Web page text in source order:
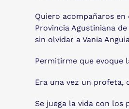
Quiero acompañaros en
Provincia Agustiniana
sin olvidar a Vania
Permitirme que evoque
Era una vez un profeta,
Se juega la vida con los